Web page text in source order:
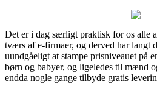
Det er i dag særligt praktisk for os alle
tværs af e-firmaer, og derved har langt
uundgåeligt at stampe prisniveauet på
børn og babyer, og ligeledes til mænd
endda nogle gange tilbyde gratis